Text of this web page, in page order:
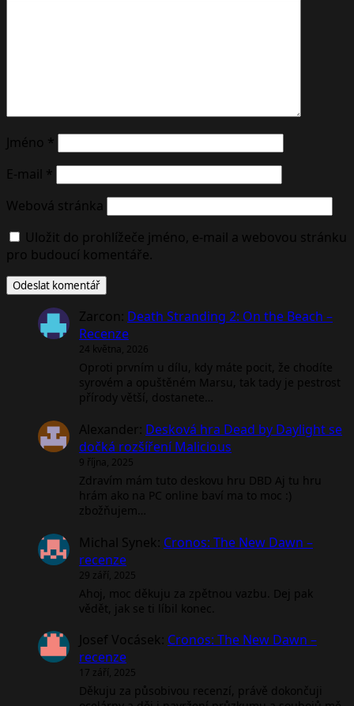
Jméno *
E-mail *
Webová stránka
Uložit do prohlížeče jméno, e-mail a webovou stránku
pro budoucí komentáře.
Zarcon: Death Stranding 2: On the Beach –
Recenze
24 května, 2026
Oproti prvním u dílu, kdy máte pocit, že chodíte
syrovém a opuštěném Marsu, tak tady je pestrost
přírody větší, dostanete…
Alexander: Desková hra Dead by Daylight se
dočká rozšíření Malicious
9 října, 2025
Zdravím mám tuto deskovu hru DBD Aj tu hru
hrám ako na PC online baví ma to moc :)
zbožňujem…
Michal Synek: Cronos: The New Dawn –
recenze
29 září, 2025
Ahoj, moc děkuju za zpětnou vazbu. Dej pak
vědět, jak se ti líbil konec.
Josef Vocásek: Cronos: The New Dawn –
recenze
17 září, 2025
Děkuju za působivou recenzí, právě dokončuji